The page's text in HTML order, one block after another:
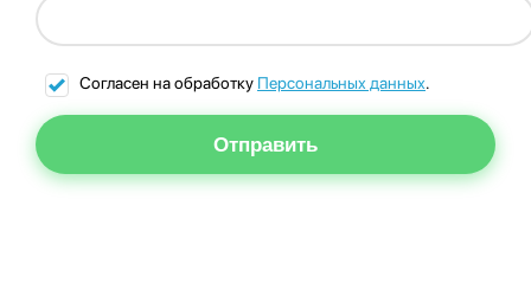
Согласен на обработку Персональных данных.
Отправить